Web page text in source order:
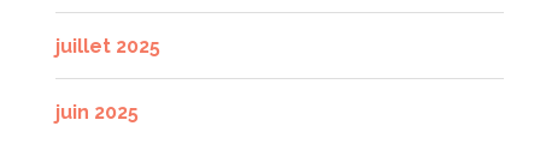
juillet 2025
juin 2025